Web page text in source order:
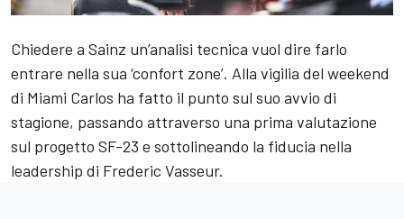
Chiedere a Sainz un’analisi tecnica vuol dire farlo
entrare nella sua ‘confort zone’. Alla vigilia del weekend
di Miami Carlos ha fatto il punto sul suo avvio di
stagione, passando attraverso una prima valutazione
sul progetto SF-23 e sottolineando la fiducia nella
leadership di Frederic Vasseur.